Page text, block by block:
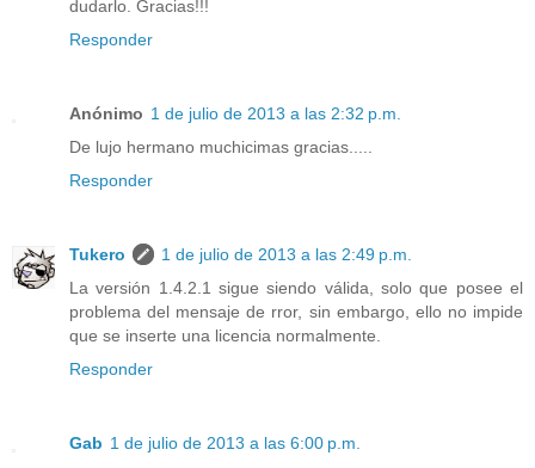
dudarlo. Gracias!!!
Responder
Anónimo 1 de julio de 2013 a las 2:32 p.m.
De lujo hermano muchicimas gracias.....
Responder
Tukero
1 de julio de 2013 a las 2:49 p.m.
La versión 1.4.2.1 sigue siendo válida, solo que posee el
problema del mensaje de rror, sin embargo, ello no impide
que se inserte una licencia normalmente.
Responder
Gab 1 de julio de 2013 a las 6:00 p.m.